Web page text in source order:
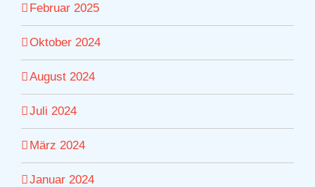
Februar 2025
Oktober 2024
August 2024
Juli 2024
März 2024
Januar 2024